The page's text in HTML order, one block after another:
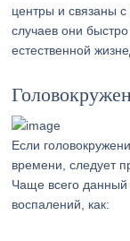
центры и связаны
случаев они
естественной
Если
времени, следует
Чаще всего данный
воспалений, как: